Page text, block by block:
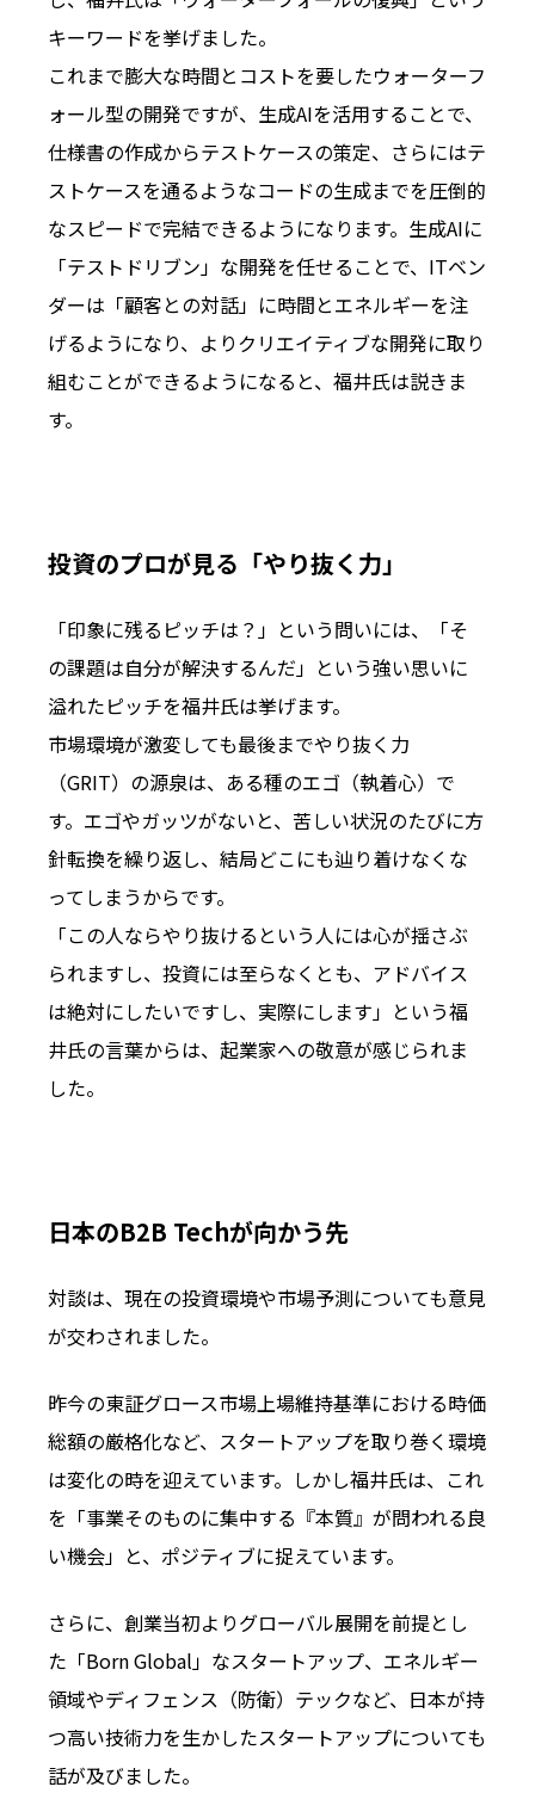
キーワードを挙げました。
これまで膨大な時間とコストを要したウォーターフ
ォール型の開発ですが、生成AIを活用することで、
仕様書の作成からテストケースの策定、さらにはテ
ストケースを通るようなコードの生成までを圧倒的
なスピードで完結できるようになります。生成AIに
「テストドリブン」な開発を任せることで、ITベン
ダーは「顧客との対話」に時間とエネルギーを注
げるようになり、よりクリエイティブな開発に取り
組むことができるようになると、福井氏は説きま
す。
投資のプロが見る「やり抜く力」
「印象に残るピッチは？」という問いには、「そ
の課題は自分が解決するんだ」という強い思いに
溢れたピッチを福井氏は挙げます。
市場環境が激変しても最後までやり抜く力
（GRIT）の源泉は、ある種のエゴ（執着心）で
す。エゴやガッツがないと、苦しい状況のたびに方
針転換を繰り返し、結局どこにも辿り着けなくな
ってしまうからです。
「この人ならやり抜けるという人には心が揺さぶ
られますし、投資には至らなくとも、アドバイス
は絶対にしたいですし、実際にします」という福
井氏の言葉からは、起業家への敬意が感じられま
した。
日本のB2B Techが向かう先
対談は、現在の投資環境や市場予測についても意見
が交わされました。
昨今の東証グロース市場上場維持基準における時価
総額の厳格化など、スタートアップを取り巻く環境
は変化の時を迎えています。しかし福井氏は、これ
を「事業そのものに集中する『本質』が問われる良
い機会」と、ポジティブに捉えています。
さらに、創業当初よりグローバル展開を前提とし
た「Born Global」なスタートアップ、エネルギー
領域やディフェンス（防衛）テックなど、日本が持
つ高い技術力を生かしたスタートアップについても
話が及びました。